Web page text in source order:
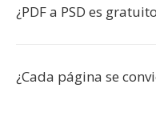
¿PDF a PSD es
¿Cada página se